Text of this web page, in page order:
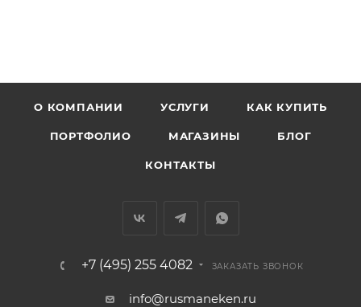
О КОМПАНИИ УСЛУГИ КАК КУПИТЬ
ПОРТФОЛИО МАГАЗИНЫ БЛОГ
КОНТАКТЫ
+7 (495) 255 4082 ЗАКАЗАТЬ ЗВОНОК
info@rusmaneken.ru